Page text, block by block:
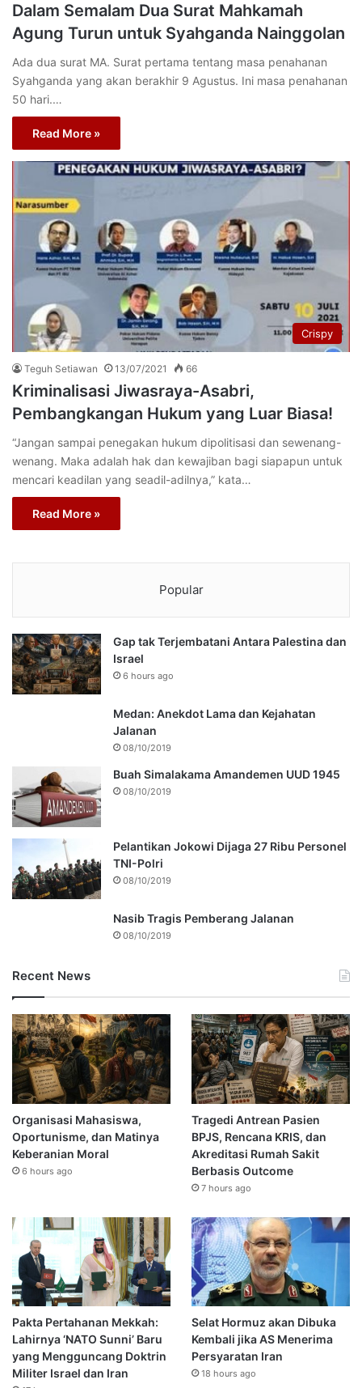
Dalam Semalam Dua Surat Mahkamah
Agung Turun untuk Syahganda Nainggolan
Ada dua surat MA. Surat pertama tentang masa penahanan
Syahganda yang akan berakhir 9 Agustus. Ini masa penahanan
50 hari.…
Read More »
Crispy
Teguh Setiawan 13/07/2021 66
Kriminalisasi Jiwasraya-Asabri,
Pembangkangan Hukum yang Luar Biasa!
“Jangan sampai penegakan hukum dipolitisasi dan sewenang-
wenang. Maka adalah hak dan kewajiban bagi siapapun untuk
mencari keadilan yang seadil-adilnya,” kata…
Read More »
Popular
Gap tak Terjembatani Antara Palestina dan
Israel
6 hours ago
Medan: Anekdot Lama dan Kejahatan
Jalanan
08/10/2019
Buah Simalakama Amandemen UUD 1945
08/10/2019
Pelantikan Jokowi Dijaga 27 Ribu Personel
TNI-Polri
08/10/2019
Nasib Tragis Pemberang Jalanan
08/10/2019
Recent News
Organisasi Mahasiswa,
Oportunisme, dan Matinya
Keberanian Moral
6 hours ago
Tragedi Antrean Pasien
BPJS, Rencana KRIS, dan
Akreditasi Rumah Sakit
Berbasis Outcome
7 hours ago
Pakta Pertahanan Mekkah:
Lahirnya ‘NATO Sunni’ Baru
yang Mengguncang Doktrin
Militer Israel dan Iran
Selat Hormuz akan Dibuka
Kembali jika AS Menerima
Persyaratan Iran
18 hours ago